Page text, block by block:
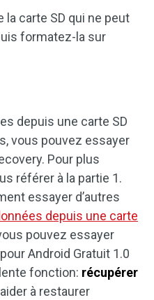
carte SD qui ne peut
formatez-la sur
depuis une carte SD
vous pouvez essayer
Pour plus
référer à la partie 1.
essayer d’autres
depuis une carte
pouvez essayer
Android Gratuit 1.0
fonction: récupérer
à restaurer